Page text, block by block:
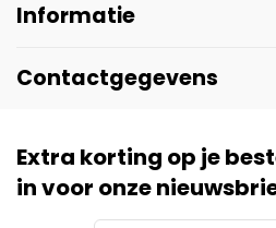
Informatie
Contactgegevens
Extra korting op je
in voor onze